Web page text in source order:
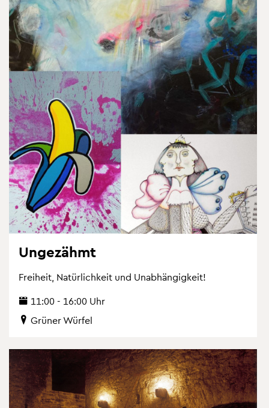
Un­ge­zähmt
Frei­heit, Na­tür­lich­keit und Un­ab­hän­gig­keit!
11:00 - 16:00 Uhr
Grü­ner Wür­fel